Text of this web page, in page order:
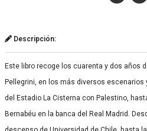
Descripción:
Este libro recoge los cuarenta y dos años
Pellegrini, en los más diversos escenarios
del Estadio La Cisterna con Palestino,
Bernabéu en la banca del Real Madrid.